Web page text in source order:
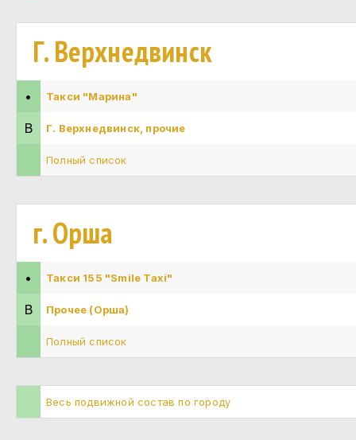
Г. Верхнедвинск
• Такси "Марина"
В Г. Верхнедвинск, прочие
Полный список
г. Орша
• Такси 155 "Smile Taxi"
В Прочее (Орша)
Полный список
Весь подвижной состав по городу